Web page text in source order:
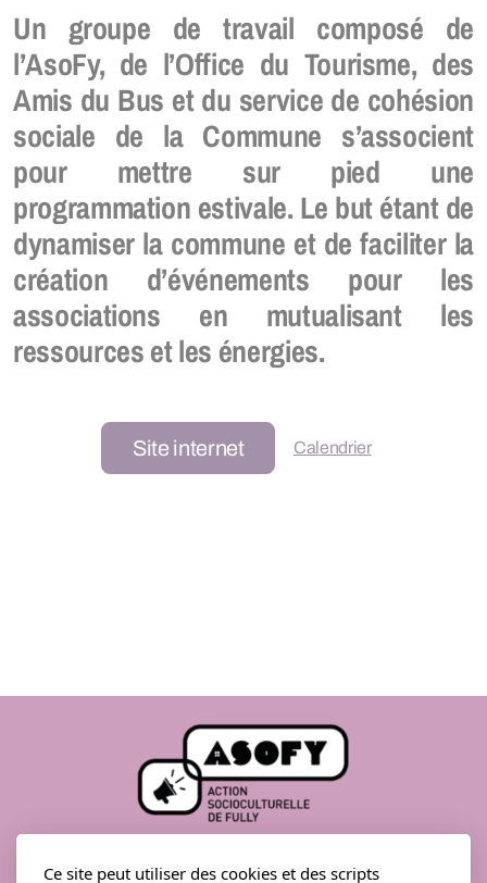
Un groupe de travail composé de
l’AsoFy, de l’Office du Tourisme, des
Amis du Bus et du service de cohésion
sociale de la Commune s’associent
pour mettre sur pied une
programmation estivale. Le but étant de
dynamiser la commune et de faciliter la
création d’événements pour les
associations en mutualisant les
ressources et les énergies.
Site internet Calendrier
Rue de l’Église 54
Ce site peut utiliser des cookies et des scripts
Zip Zap
Passeport-vacances
Le Triporteur
Open Sport
Espace Jeunesse
Charabia
Fully Festival